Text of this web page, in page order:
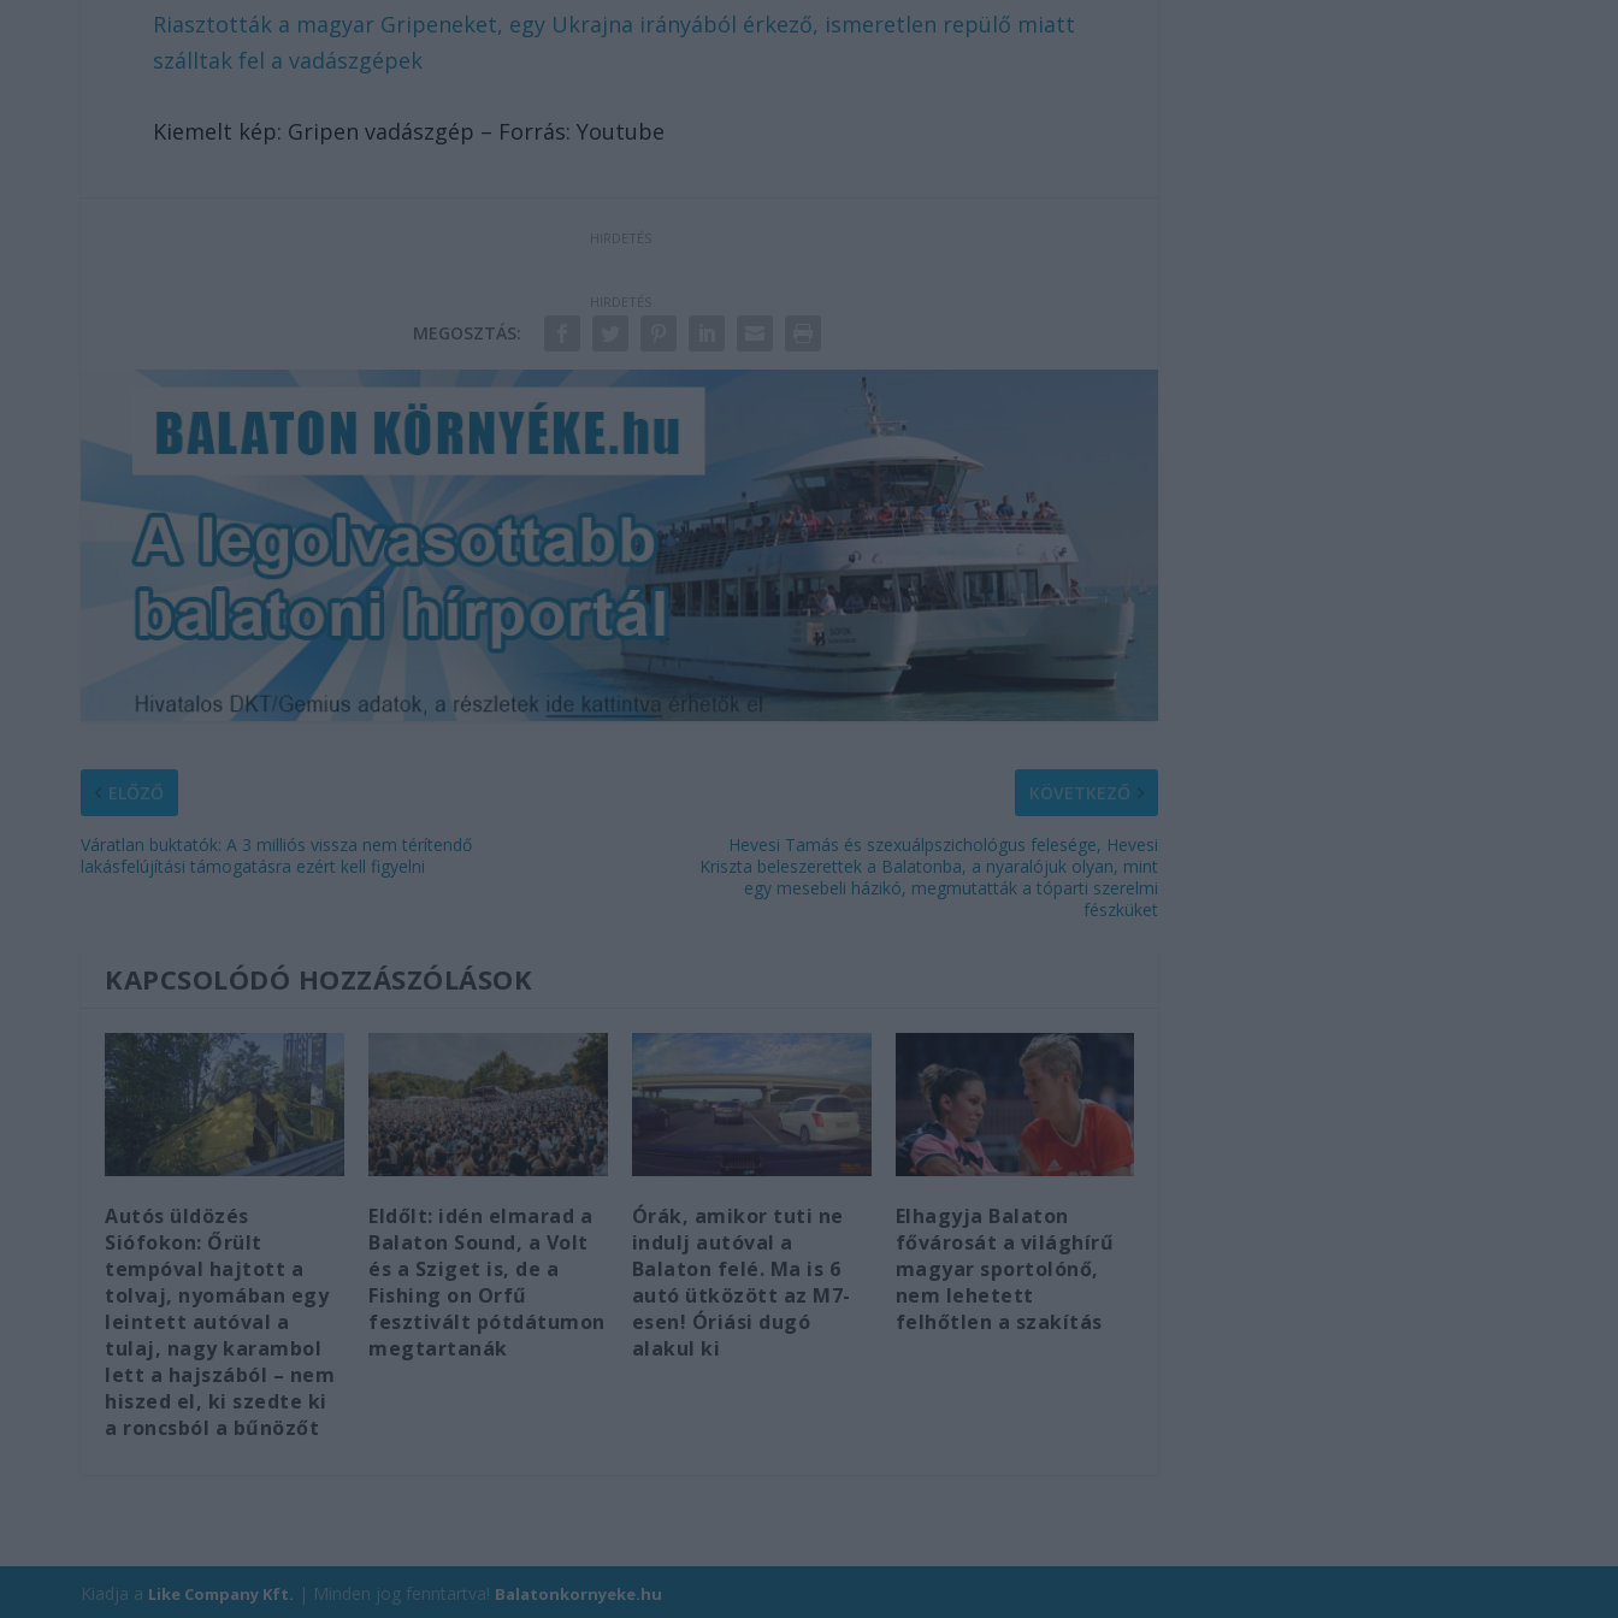
Riasztották a magyar Gripeneket, egy Ukrajna irányából érkező, ismeretlen repülő miatt
szálltak fel a vadászgépek
Kiemelt kép: Gripen vadászgép – Forrás: Youtube
MEGOSZTÁS:
ELŐZŐ
Váratlan buktatók: A 3 milliós vissza nem térítendő
lakásfelújítási támogatásra ezért kell figyelni
KÖVETKEZŐ
Hevesi Tamás és szexuálpszichológus felesége, Hevesi
Kriszta beleszerettek a Balatonba, a nyaralójuk olyan, mint
egy mesebeli házikó, megmutatták a tóparti szerelmi
fészküket
KAPCSOLÓDÓ HOZZÁSZÓLÁSOK
Autós üldözés
Siófokon: Őrült
tempóval hajtott a
tolvaj, nyomában egy
leintett autóval a
tulaj, nagy karambol
lett a hajszából – nem
hiszed el, ki szedte ki
a roncsból a bűnözőt
Eldőlt: idén elmarad a
Balaton Sound, a Volt
és a Sziget is, de a
Fishing on Orfű
fesztivált pótdátumon
megtartanák
Órák, amikor tuti ne
indulj autóval a
Balaton felé. Ma is 6
autó ütközött az M7-
esen! Óriási dugó
alakul ki
Elhagyja Balaton
fővárosát a világhírű
magyar sportolónő,
nem lehetett
felhőtlen a szakítás
Kiadja a Like Company Kft. | Minden jog fenntartva! Balatonkornyeke.hu